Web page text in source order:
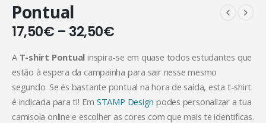
Pontual
17,50€ – 32,50€
AT-shirt Pontual inspira-se em quase todos estudantes que
estão à espera da campainha para sair nesse mesmo
segundo. Se és bastante pontual na hora de saída, esta t-shirt
é indicada para ti! Em STAMP Design podes personalizar a tua
camisola online e escolher as cores com que mais te identificas.